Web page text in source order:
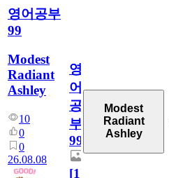
영어공부
99
Modest
Radiant
Ashley
10
0
0
26.08.08
영
어
공
부
99
[1]
Modest
Radiant
Ashley